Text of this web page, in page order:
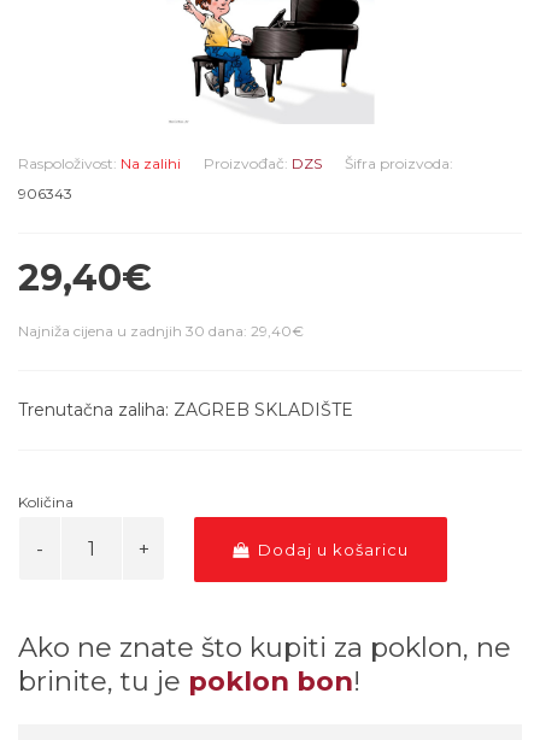
Raspoloživost: Na zalihi Proizvođač: DZS
Šifra proizvoda:
906343
29,40€
Najniža cijena u zadnjih 30 dana: 29,40€
Trenutačna zaliha: ZAGREB SKLADIŠTE
Količina
Dodaj u košaricu
Ako ne znate što kupiti za poklon, ne
brinite, tu je poklon bon!